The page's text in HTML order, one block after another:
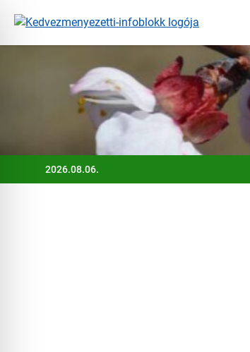
2026.08.06.